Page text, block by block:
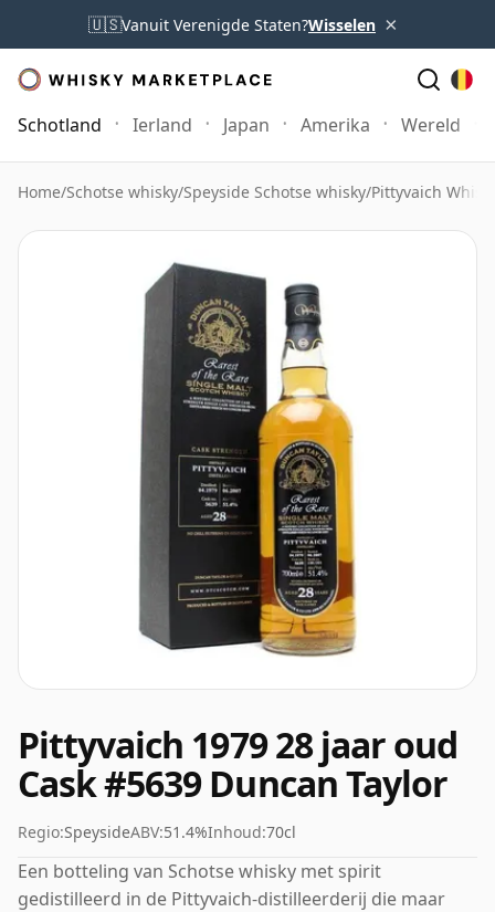
🇺🇸Vanuit Verenigde Staten?Wisselen ×
Schotland Ierland Japan Amerika Wereld
Home/Schotse whisky/Speyside Schotse whisky/Pittyvaich
Pittyvaich 1979 28 jaar oud
Cask #5639 Duncan Taylor
Regio:SpeysideABV:51.4%Inhoud:70cl
Een botteling van Schotse whisky met spirit
gedistilleerd in de Pittyvaich-distilleerderij die maar